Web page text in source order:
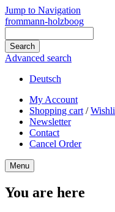
Jump to Navigation
frommann-holzboog
Advanced search
Deutsch
My Account
Shopping cart /
Newsletter
Contact
Cancel Order
Menu
You are here